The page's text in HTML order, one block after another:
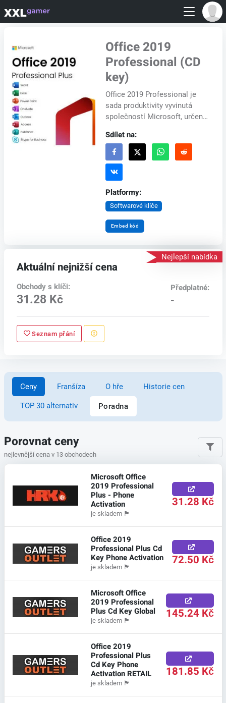
Office 2019
Professional (CD
key)
Office 2019 Professional je
sada produktivity vyvinutá
společností Microsoft, určená
vyžadují pokročilé funkce při
vyt...
Sdílet na:
Platformy:
Softwarové klíče
Embed kód
Nejlepší nabídka
Aktuální nejnižší cena
Obchody s klíči:
31.28 Kč
Předplatné:
-
Seznam přání
Ceny Franšíza O hře Historie cen
TOP 30 alternativ Poradna
Porovnat ceny
nejlevnější cena v 13 obchodech
Microsoft Office
2019 Professional
Plus - Phone
Activation
je skladem 🏴
31.28 Kč
Office 2019
Professional Plus Cd
Key Phone Activation
je skladem 🏴 72.50 Kč
Microsoft Office
2019 Professional
Plus Cd Key Global
je skladem 🏴 145.24 Kč
Office 2019
Professional Plus
Cd Key Phone
Activation RETAIL
je skladem 🏴
181.85 Kč